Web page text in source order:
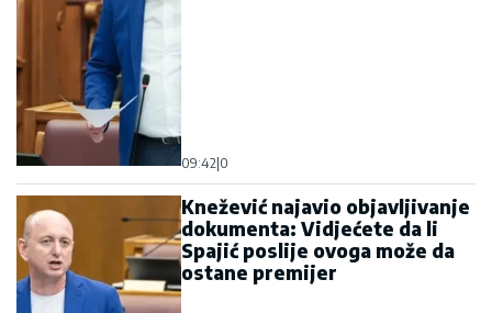
09:42 0
Knežević najavio objavljivanje
dokumenta: Vidjećete da li
Spajić poslije ovoga može da
ostane premijer